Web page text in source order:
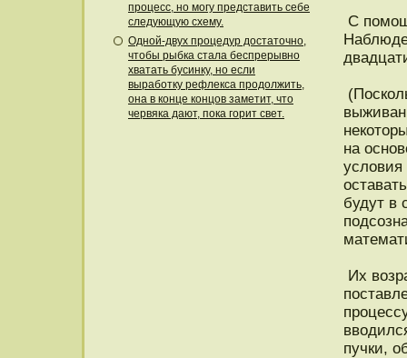
процесс, но могу представить себе
следующую схему.
Одной-двух процедур достаточно,
чтобы рыбка стала беспрерывно
хватать бусинку, но если
выработку рефлекса продолжить,
она в конце концов заметит, что
червяка дают, пока горит свет.
С
на
будут в
Их
пучки,